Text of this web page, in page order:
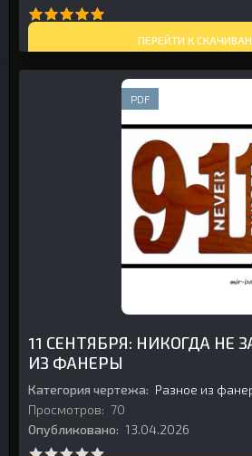
ПЕРЕЙТИ К
PDF
11 СЕНТЯБРЯ: НИКОГДА НЕ
ИЗ ФАНЕРЫ
Категория чертежа: Разное из
Просмотров: 70
Опубликовано: 13.04.2026